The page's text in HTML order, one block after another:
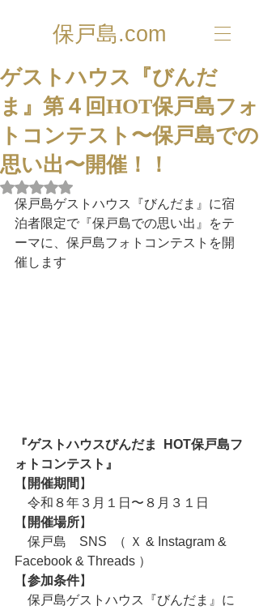
保戸島.com
ゲストハウス『びんだ
ま』第４回HOT保戸島フォ
トコンテスト〜保戸島での
思い出〜開催！！
5つ星のうちNaNと評価されています。
保戸島ゲストハウス『びんだま』に宿
泊者限定で『保戸島での思い出』をテ
ーマに、保戸島フォトコンテストを開
催します
『ゲストハウスびんだま  HOT保戸島フ
ォトコンテスト』
【 開催期間 】
令和８年３月１日〜８月３１日
【 開催場所】
保戸島　SNS  （ Ｘ & Instagram &
Facebook & Threads ）
【参加条件】
保戸島ゲストハウス『びんだま』に